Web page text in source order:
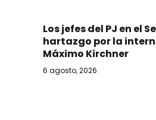
Los jefes del PJ en el
hartazgo por la
Máximo Kirchner
6 agosto, 2026